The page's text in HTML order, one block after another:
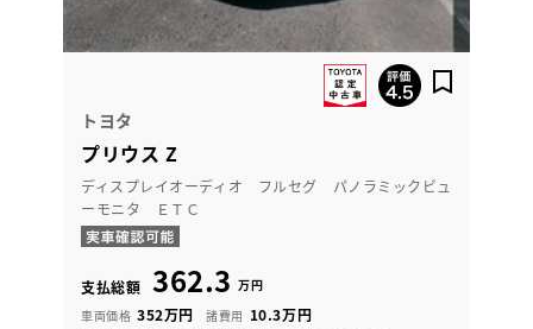
トヨタ
プリウス Z
ディスプレイオーディオ フルセグ パノラミックビュ
ーモニタ ＥＴＣ
支払総額 362.3 万円
車両価格 352万円 諸費用 10.3万円